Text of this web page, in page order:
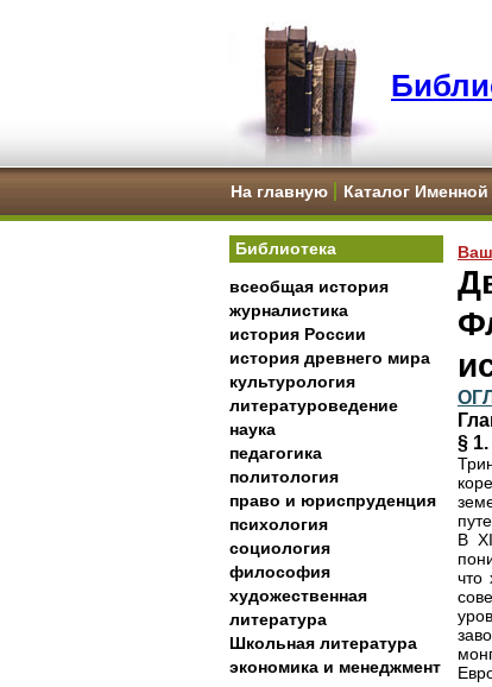
На главную Каталог Именной
Библиотека
всеобщая история
журналистика
история России
история древнего мира
культурология
литературоведение
наука
педагогика
политология
право и юриспруденция
психология
социология
философия
художественная
литература
Школьная литература
экономика и менеджмент
§
В
что